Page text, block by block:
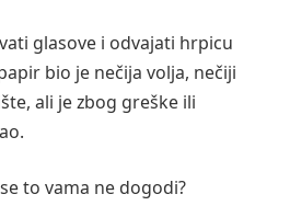
glasove i odvajati hrpicu
bio je nečija volja, nečiji
ali je zbog greške ili
to vama ne dogodi?